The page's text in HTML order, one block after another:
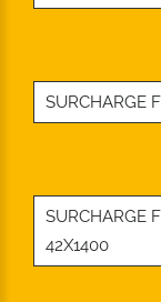
SURCHARGE
SURCHARGE
42X1400